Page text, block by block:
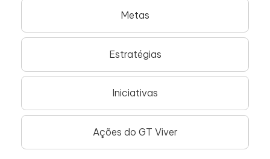
Metas
Estratégias
Iniciativas
Ações do GT Viver